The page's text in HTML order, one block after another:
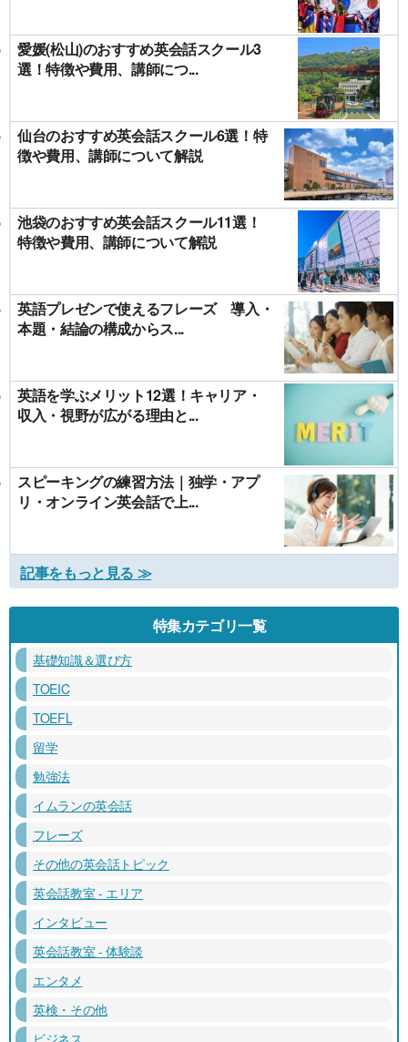
愛媛(松山)のおすすめ英会話スクール3
選！特徴や費用、講師につ...
仙台のおすすめ英会話スクール6選！特
徴や費用、講師について解説
池袋のおすすめ英会話スクール11選！
特徴や費用、講師について解説
英語プレゼンで使えるフレーズ 導入・
本題・結論の構成からス...
英語を学ぶメリット12選！キャリア・
収入・視野が広がる理由と...
スピーキングの練習方法｜独学・アプ
リ・オンライン英会話で上...
記事をもっと見る ≫
特集カテゴリ一覧
基礎知識＆選び方
TOEIC
TOEFL
留学
勉強法
イムランの英会話
フレーズ
その他の英会話トピック
英会話教室 - エリア
インタビュー
英会話教室 - 体験談
エンタメ
英検・その他
ビジネス